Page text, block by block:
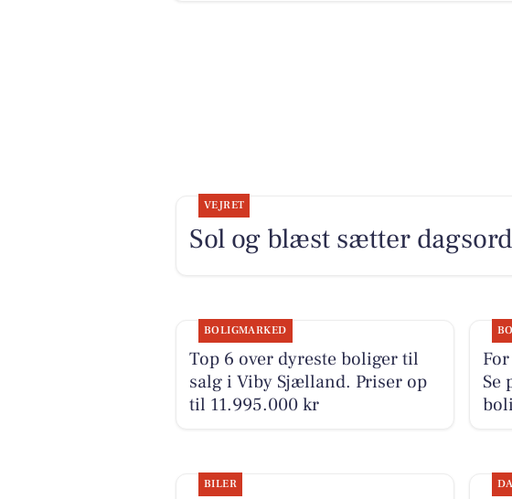
VEJRET
Sol og blæst sætter
BOLIGMARKED
Top 6 over dyreste boliger til
salg i Viby Sjælland. Priser op
til 11.995.000 kr
Se
BILER